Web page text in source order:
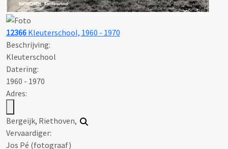
12366 Kleuterschool, 1960 - 1970
Beschrijving:
Kleuterschool
Datering:
1960 - 1970
Adres:
Bergeijk, Riethoven,
Vervaardiger:
Jos Pé (fotograaf)